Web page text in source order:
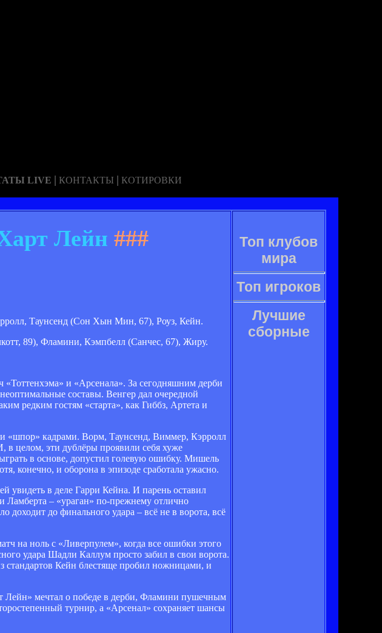
LIVE | КОНТАКТЫ | КОТИРОВКИ
Лейн ###
Таунсенд (Сон Хын Мин, 67), Роуз, Кейн.
89), Фламини, Кэмпбелл (Санчес, 67), Жиру.
и «Арсенала». За сегодняшним дерби
составы. Венгер дал очередной
редким гостям «старта», как Гиббз, Артета и
«шпор» кадрами. Ворм, Таунсенд, Виммер, Кэрролл
в целом, эти дублёры проявили себя хуже
в основе, допустил голевую ошибку. Мишель
конечно, и оборона в эпизоде сработала ужасно.
увидеть в деле Гарри Кейна. И парень оставил
Ламберта – «ураган» по-прежнему отлично
доходит до финального удара – всё не в ворота, всё
на ноль с «Ливерпулем», когда все ошибки этого
удара Шадли Каллум просто забил в свои ворота.
стандартов Кейн блестяще пробил ножницами, и
Лейн» мечтал о победе в дерби, Фламини пушечным
турнир, а «Арсенал» сохраняет шансы
Топ клубов
мира
Топ игроков
Лучшие
сборные